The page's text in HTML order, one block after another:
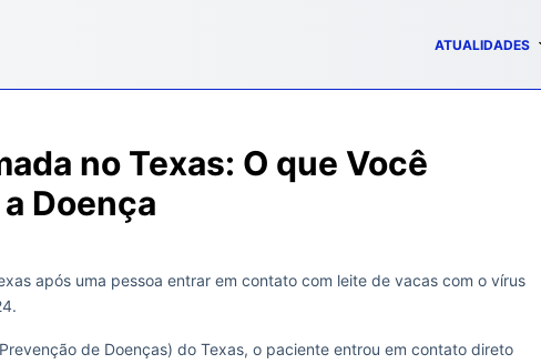
ATUALIDADES
no Texas: O que Você
Doença
após uma pessoa entrar em contato com leite de vacas com o vírus
de Doenças) do Texas, o paciente entrou em contato direto